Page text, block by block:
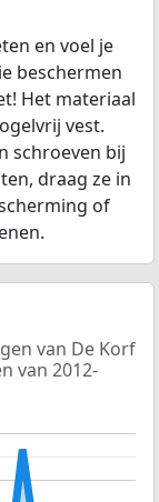
en voel je
beschermen
Het materiaal
vest.
schroeven bij
draag ze in
of
van De Korf
van 2012-